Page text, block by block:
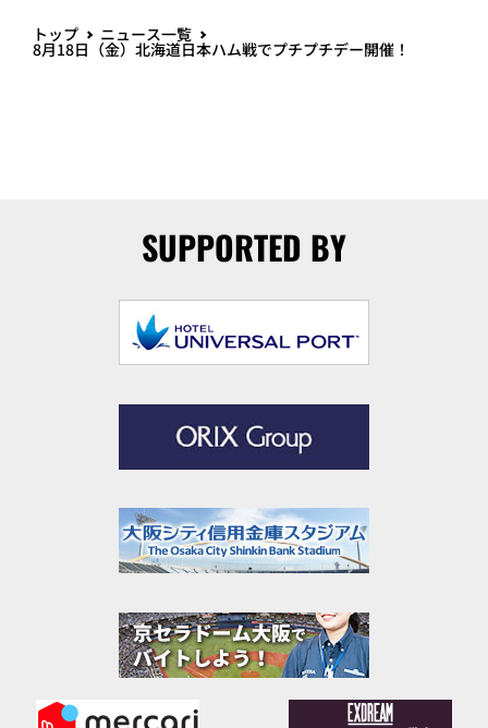
トップ ニュース一覧
8月18日（金）北海道日本ハム戦でプチプチデー開催！
SUPPORTED BY